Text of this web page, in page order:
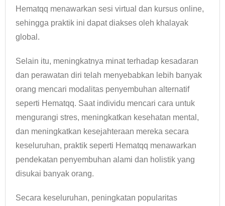
Hematqq menawarkan sesi virtual dan kursus online,
sehingga praktik ini dapat diakses oleh khalayak
global.
Selain itu, meningkatnya minat terhadap kesadaran
dan perawatan diri telah menyebabkan lebih banyak
orang mencari modalitas penyembuhan alternatif
seperti Hematqq. Saat individu mencari cara untuk
mengurangi stres, meningkatkan kesehatan mental,
dan meningkatkan kesejahteraan mereka secara
keseluruhan, praktik seperti Hematqq menawarkan
pendekatan penyembuhan alami dan holistik yang
disukai banyak orang.
Secara keseluruhan, peningkatan popularitas